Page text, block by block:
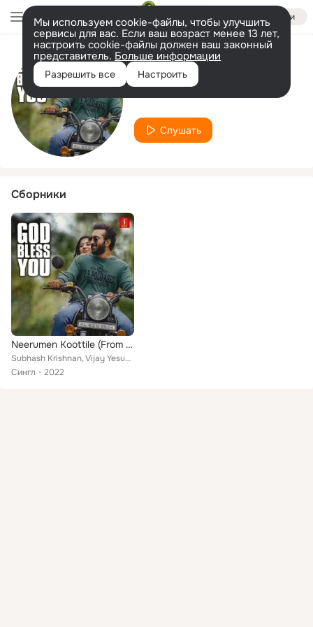
Войти
Мы используем cookie-файлы, чтобы улучшить
сервисы для вас. Если ваш возраст менее 13 лет,
настроить cookie-файлы должен ваш законный
представитель. Больше информации
Разрешить все Настроить
Исполнитель
Subhash Krishnan
Слушать
Сборники
Neerumen Koottile (From "God Bless You")
Subhash Krishnan, Vijay Yesudas, Sreeparvathi
Сингл
2022